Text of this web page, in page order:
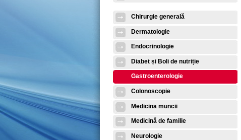
Chirurgie generală
Dermatologie
Endocrinologie
Diabet și Boli de nutriție
Gastroenterologie
Colonoscopie
Medicina muncii
Medicină de familie
Neurologie